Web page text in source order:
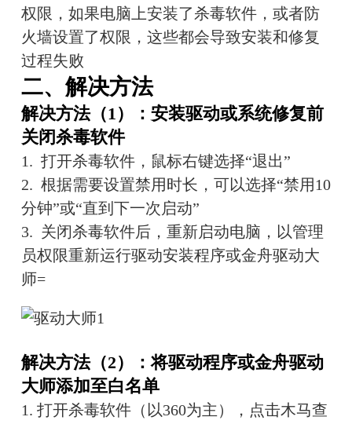
权限，如果电脑上安装了杀毒软件，或者防
火墙设置了权限，这些都会导致安装和修复
过程失败
二、解决方法
解决方法（1）：安装驱动或系统修复前
关闭杀毒软件
1.  打开杀毒软件，鼠标右键选择“退出”
2.  根据需要设置禁用时长，可以选择“禁用10
分钟”或“直到下一次启动”
3.  关闭杀毒软件后，重新启动电脑，以管理
员权限重新运行驱动安装程序或金舟驱动大
师=
解决方法（2）：将驱动程序或金舟驱动
大师添加至白名单
1. 打开杀毒软件（以360为主），点击木马查